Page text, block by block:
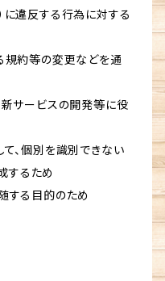
に違反する行為に対する
規約等の変更などを通
新サービスの開発等に役
て、個別を識別できない
するため
する目的のため